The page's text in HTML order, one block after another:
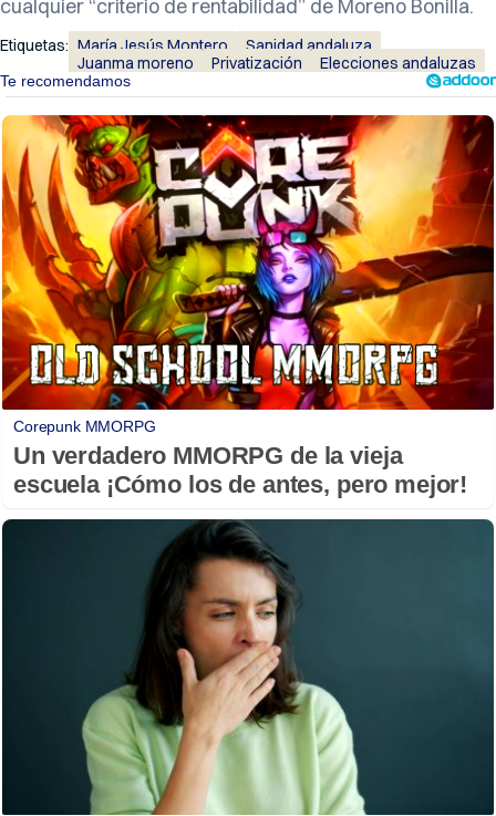
cualquier “criterio de rentabilidad” de Moreno Bonilla.
Etiquetas: María Jesús Montero
Sanidad andaluza
Juanma moreno
Privatización Elecciones andaluzas
Corepunk MMORPG
Un verdadero MMORPG de la vieja
escuela ¡Cómo los de antes, pero mejor!